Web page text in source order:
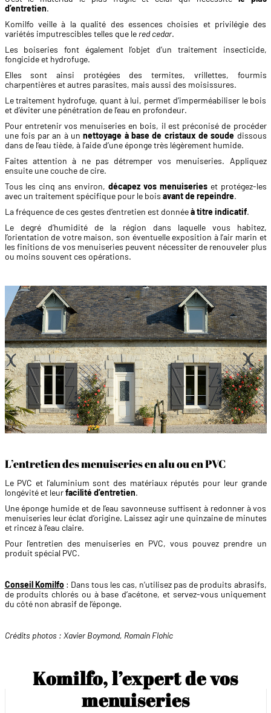
d’entretien.
Komilfo veille à la qualité des essences choisies et privilégie des
variétés imputrescibles telles que lered cedar.
Les boiseries font également l’objet d’un traitement insecticide,
fongicide et hydrofuge.
Elles sont ainsi protégées des termites, vrillettes, fourmis
charpentières et autres parasites, mais aussi des moisissures.
Le traitement hydrofuge, quant à lui, permet d’imperméabiliser le bois
et d’éviter une pénétration de l’eau en profondeur.
Pour entretenir vos menuiseries en bois, il est préconisé de procéder
une fois par an à unnettoyage à base de cristaux de soude dissous
dans de l’eau tiède, à l’aide d’une éponge très légèrement humide.
Faites attention à ne pas détremper vos menuiseries. Appliquez
ensuite une couche de cire.
Tous les cinq ans environ, décapez vos menuiserieset protégez-les
avec un traitement spécifique pour le bois avant de repeindre.
La fréquence de ces gestes d’entretien est donnéeà titre indicatif.
Le degré d’humidité de la région dans laquelle vous habitez,
l’orientation de votre maison, son éventuelle exposition à l’air marin et
les finitions de vos menuiseries peuvent nécessiter de renouveler plus
ou moins souvent ces opérations.
L’entretien des menuiseries en alu ou en PVC
Le PVC et l’aluminium sont des matériaux réputés pour leur grande
longévité et leurfacilité d’entretien.
Une éponge humide et de l’eau savonneuse suffisent à redonner à vos
menuiseries leur éclat d’origine. Laissez agir une quinzaine de minutes
et rincez à l’eau claire.
Pour l’entretien des menuiseries en PVC, vous pouvez prendre un
produit spécial PVC.
Conseil Komilfo: Dans tous les cas, n’utilisez pas de produits abrasifs,
de produits chlorés ou à base d’acétone, et servez-vous uniquement
du côté non abrasif de l’éponge.
Crédits photos : Xavier Boymond, Romain Flohic
Komilfo, l’expert de vos
menuiseries